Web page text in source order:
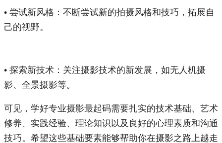
• 尝试新风格：不断尝试新的拍摄风格和技巧，拓展自
己的视野。
• 探索新技术：关注摄影技术的新发展，如无人机摄
影、全景摄影等。
可见，学好专业摄影最起码需要扎实的技术基础、艺术
修养、实践经验、理论知识以及良好的心理素质和沟通
技巧。希望这些基础要素能够帮助你在摄影之路上越走